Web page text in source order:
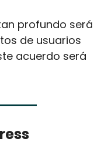
profundo será
de usuarios
acuerdo será